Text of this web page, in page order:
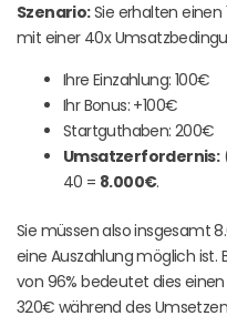
Szenario:Sie erhalten einen
mit einer 40x
Ihre Einzahlung: 100€
Ihr Bonus: +100€
Startguthaben: 200€
Umsatzerfordernis:
40 = 8.000€.
Sie müssen also insgesamt
eine Auszahlung möglich ist.
von 96% bedeutet dies
320€ während des